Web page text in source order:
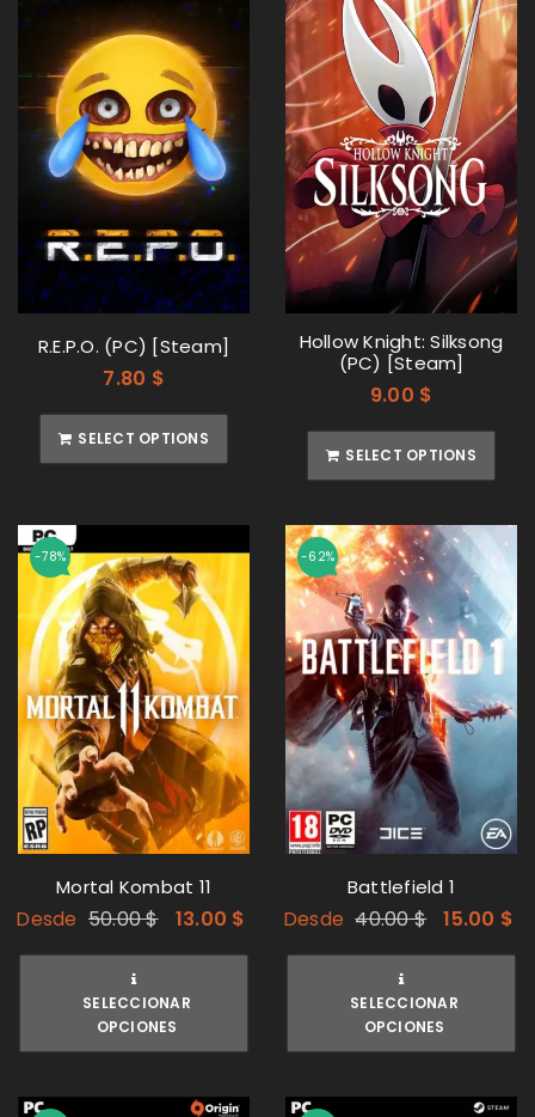
R.E.P.O. (PC) [Steam]
7.80 $
SELECT OPTIONS
Hollow Knight: Silksong
(PC) [Steam]
9.00 $
SELECT OPTIONS
-78%
Mortal Kombat 11
Desde 50.00$ 13.00 $
SELECCIONAR
OPCIONES
-62%
Battlefield 1
Desde 40.00$ 15.00 $
SELECCIONAR
OPCIONES